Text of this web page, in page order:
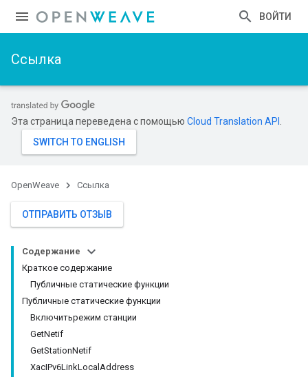
ВОЙТИ
Ссылка
Эта страница переведена с помощью Cloud Translation API
OpenWeave Ссылка
ОТПРАВИТЬ ОТЗЫВ
Содержание
Краткое содержание
Публичные статические функции
Публичные статические функции
Включитьрежим станции
GetNetif
GetStationNetif
ХасIPv6LinkLocalAddress